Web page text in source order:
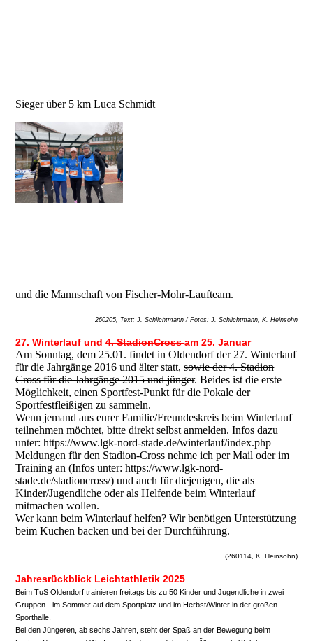
Sieger über 5 km Luca Schmidt
und die Mannschaft von Fischer-Mohr-Laufteam.
260205, Text: J. Schlichtmann / Fotos: J. Schlichtmann, K. Heinsohn
27. Winterlauf und4. StadionCrossam 25. Januar
Am Sonntag, dem 25.01. findet in Oldendorf der 27. Winterlauf
für die Jahrgänge 2016 und älter statt,sowie der 4. Stadion
Cross für die Jahrgänge 2015 und jünger. Beides ist die erste
Möglichkeit, einen Sportfest-Punkt für die Pokale der
Sportfestfleißigen zu sammeln.
Wenn jemand aus eurer Familie/Freundeskreis beim Winterlauf
teilnehmen möchtet, bitte direkt selbst anmelden. Infos dazu
unter: https://www.lgk-nord-stade.de/winterlauf/index.php
Meldungen für den Stadion-Cross nehme ich per Mail oder im
Training an (Infos unter: https://www.lgk-nord-
stade.de/stadioncross/) und auch für diejenigen, die als
Kinder/Jugendliche oder als Helfende beim Winterlauf
mitmachen wollen.
Wer kann beim Winterlauf helfen? Wir benötigen Unterstützung
beim Kuchen backen und bei der Durchführung.
(260114, K. Heinsohn)
Jahresrückblick Leichtathletik 2025
Beim TuS Oldendorf trainieren freitags bis zu 50 Kinder und Jugendliche in zwei
Gruppen - im Sommer auf dem Sportplatz und im Herbst/Winter in der großen
Sporthalle.
Bei den Jüngeren, ab sechs Jahren, steht der Spaß an der Bewegung beim